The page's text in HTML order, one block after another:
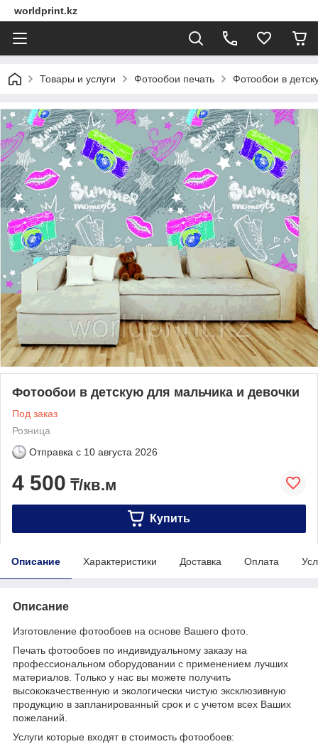
worldprint.kz
Товары и услуги Фотообои печать Фотообои в
Фотообои в детскую для мальчика и девочки
Под заказ
Розница
Отправка с 10 августа 2026
4 500 ₸/кв.м
Купить
Описание Характеристики Доставка Оплата
Описание
Изготовление фотообоев на основе Вашего фото.
Печать фотообоев по индивидуальному заказу на
профессиональном оборудовании с применением лучших
материалов. Только у нас вы можете получить
высококачественную и экологически чистую эксклюзивную
продукцию в запланированный срок и с учетом всех Ваших
пожеланий.
Услуги которые входят в стоимость фотообоев: